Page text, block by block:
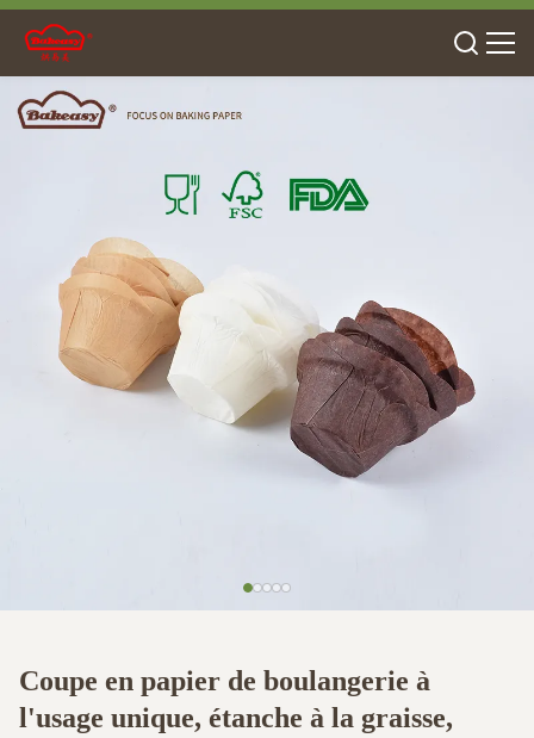
Coupe en papier de boulangerie à
l'usage unique, étanche à la graisse,